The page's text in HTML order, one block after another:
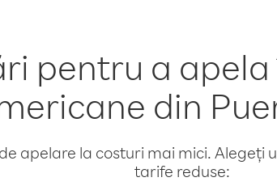
pentru a
din
apelare la costuri mai mici. Alegeți
tarife reduse: